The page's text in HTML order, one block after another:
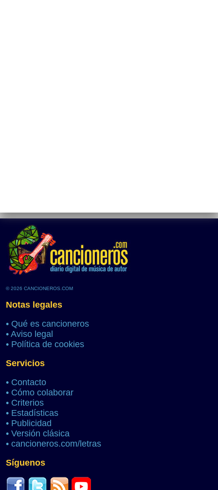
© 2026 CANCIONEROS.COM
Notas legales
• Qué es cancioneros
• Aviso legal
• Política de cookies
Servicios
• Contacto
• Cómo colaborar
• Criterios
• Estadísticas
• Publicidad
• Versión clásica
• cancioneros.com/letras
Síguenos